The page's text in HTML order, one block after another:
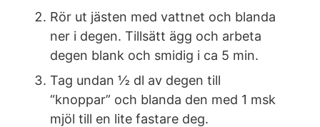
Rör ut jästen med vattnet och blanda
ner i degen. Tillsätt ägg och arbeta
degen blank och smidig i ca 5 min.
Tag undan ½ dl av degen till
“knoppar” och blanda den med 1 msk
mjöl till en lite fastare deg.